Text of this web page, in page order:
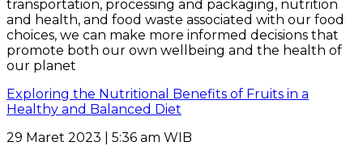
Exploring the Nutritional Benefits of Fruits in a
Healthy and Balanced Diet
29 Maret 2023 | 5:36 am WIB